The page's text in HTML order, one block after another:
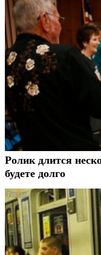
Ролик длится
будете долго